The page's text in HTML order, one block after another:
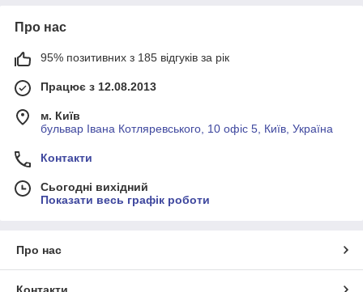
Про нас
95% позитивних з 185 відгуків за рік
Працює з 12.08.2013
м. Київ
бульвар Івана Котляревського, 10 офіс 5, Київ, Україна
Контакти
Сьогодні вихідний
Показати весь графік роботи
Про нас